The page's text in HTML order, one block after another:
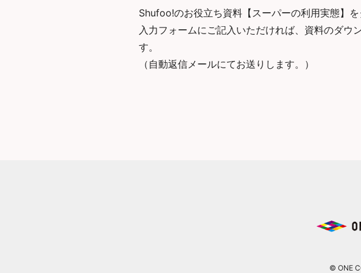
Shufoo!のお役立ち資料【スーパーの利用実態】を
入力フォームにご記入いただければ、資料のダウ
す。
（自動返信メールにてお送りします。）
© ONE